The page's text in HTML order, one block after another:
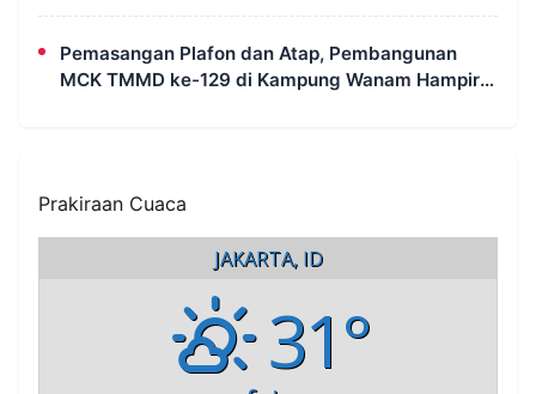
Wanam
Pemasangan Plafon dan Atap, Pembangunan
MCK TMMD ke-129 di Kampung Wanam Hampir
Prakiraan Cuaca
JAKARTA, ID
31°